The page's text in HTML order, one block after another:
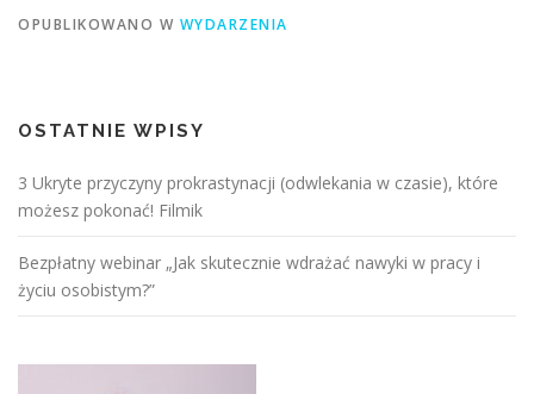
OPUBLIKOWANO W WYDARZENIA
OSTATNIE WPISY
3 Ukryte przyczyny prokrastynacji (odwlekania w czasie), które
możesz pokonać! Filmik
Bezpłatny webinar „Jak skutecznie wdrażać nawyki w pracy i
życiu osobistym?”